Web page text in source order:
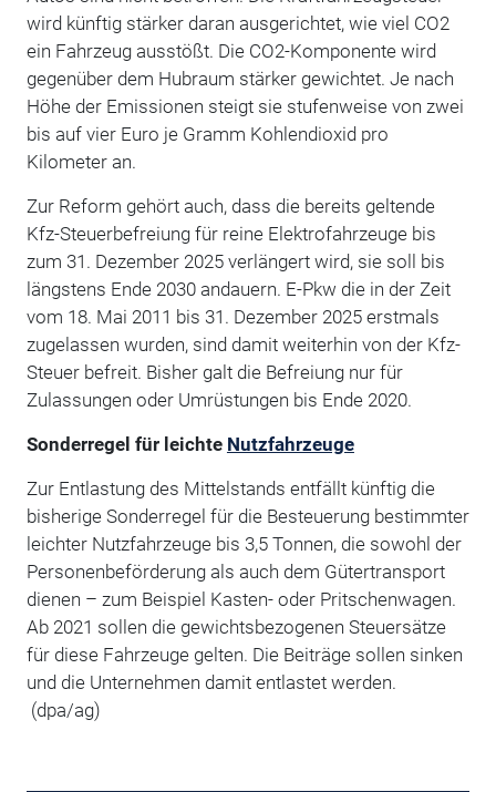
wird künftig stärker daran ausgerichtet, wie viel CO2
ein Fahrzeug ausstößt. Die CO2-Komponente wird
gegenüber dem Hubraum stärker gewichtet. Je nach
Höhe der Emissionen steigt sie stufenweise von zwei
bis auf vier Euro je Gramm Kohlendioxid pro
Kilometer an.
Zur Reform gehört auch, dass die bereits geltende
Kfz-Steuerbefreiung für reine Elektrofahrzeuge bis
zum 31. Dezember 2025 verlängert wird, sie soll bis
längstens Ende 2030 andauern. E-Pkw die in der Zeit
vom 18. Mai 2011 bis 31. Dezember 2025 erstmals
zugelassen wurden, sind damit weiterhin von der Kfz-
Steuer befreit. Bisher galt die Befreiung nur für
Zulassungen oder Umrüstungen bis Ende 2020.
Sonderregel für leichte Nutzfahrzeuge
Zur Entlastung des Mittelstands entfällt künftig die
bisherige Sonderregel für die Besteuerung bestimmter
leichter Nutzfahrzeuge bis 3,5 Tonnen, die sowohl der
Personenbeförderung als auch dem Gütertransport
dienen – zum Beispiel Kasten- oder Pritschenwagen.
Ab 2021 sollen die gewichtsbezogenen Steuersätze
für diese Fahrzeuge gelten. Die Beiträge sollen sinken
und die Unternehmen damit entlastet werden.
(dpa/ag)